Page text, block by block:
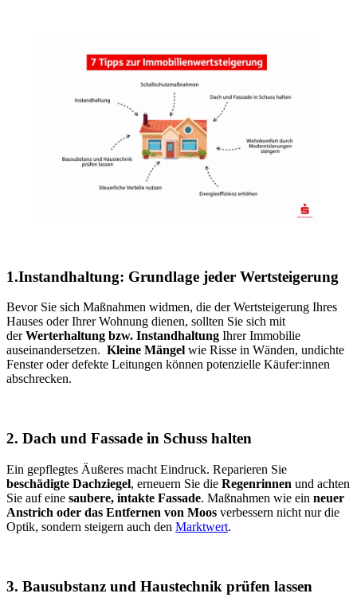
1.Instandhaltung: Grundlage jeder Wertsteigerung
Bevor Sie sich Maßnahmen widmen, die der Wertsteigerung Ihres
Hauses oder Ihrer Wohnung dienen, sollten Sie sich mit
derWerterhaltung bzw. Instandhaltung Ihrer Immobilie
auseinandersetzen. Kleine Mängel wie Risse in Wänden, undichte
Fenster oder defekte Leitungen können potenzielle Käufer:innen
abschrecken.
2. Dach und Fassade in Schuss halten
Ein gepflegtes Äußeres macht Eindruck. Reparieren Sie
beschädigte Dachziegel, erneuern Sie die Regenrinnen und achten
Sie auf eine saubere, intakte Fassade. Maßnahmen wie ein neuer
Anstrich oder das Entfernen von Moos verbessern nicht nur die
Optik, sondern steigern auch den Marktwert.
3. Bausubstanz und Haustechnik prüfen lassen